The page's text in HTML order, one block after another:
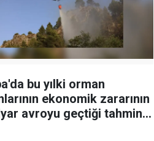
bu yılki orman
ekonomik zararının
avroyu geçtiği tahmin